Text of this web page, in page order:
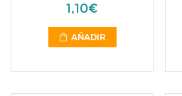
1,10€
AÑADIR